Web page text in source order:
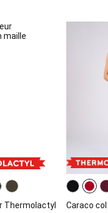
Thermolactyl
Caraco